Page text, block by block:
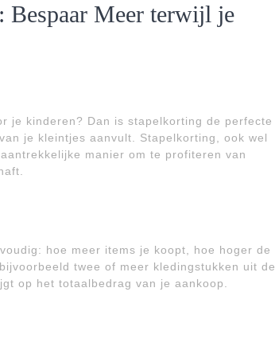
Bespaar Meer terwijl je
je kinderen? Dan is stapelkorting de perfecte
je kleintjes aanvult. Stapelkorting, ook wel
manier om te profiteren van
hoe meer items je koopt, hoe hoger de
twee of meer kledingstukken uit de
op het totaalbedrag van je aankoop.